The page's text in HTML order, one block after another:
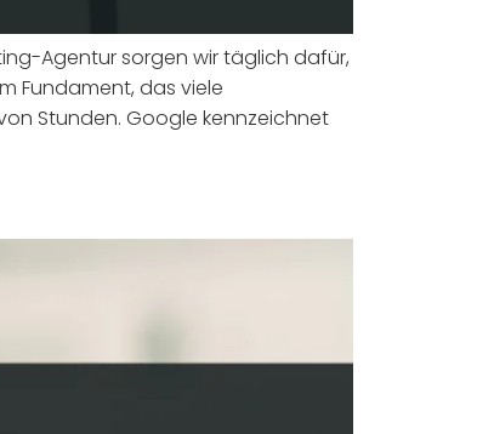
Agentur sorgen wir täglich dafür,
Fundament, das viele
Stunden. Google kennzeichnet